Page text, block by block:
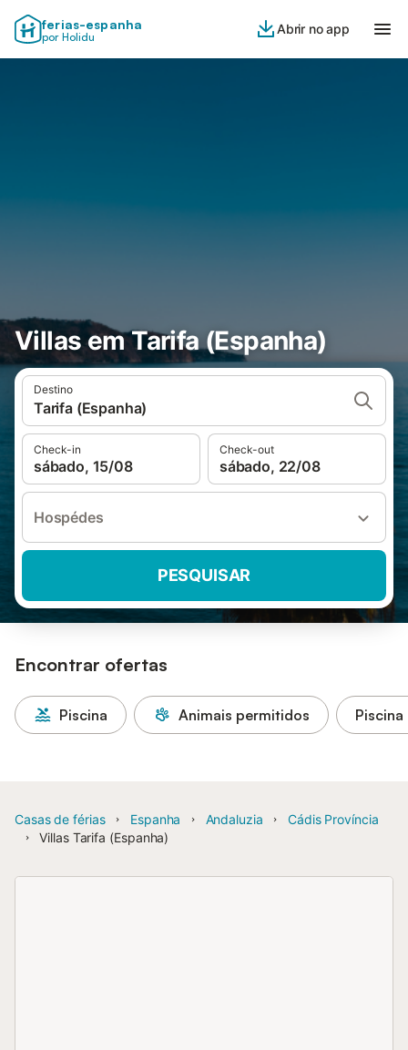
ferias-espanha
por Holidu
Abrir no app
Villas em Tarifa (Espanha)
Destino
Tarifa (Espanha)
Check-in
sábado, 15/08
Check-out
sábado, 22/08
Hospédes
PESQUISAR
Encontrar ofertas
Piscina Animais permitidos
Casas de férias Espanha Andaluzia
Cádis Província
Villas Tarifa (Espanha)